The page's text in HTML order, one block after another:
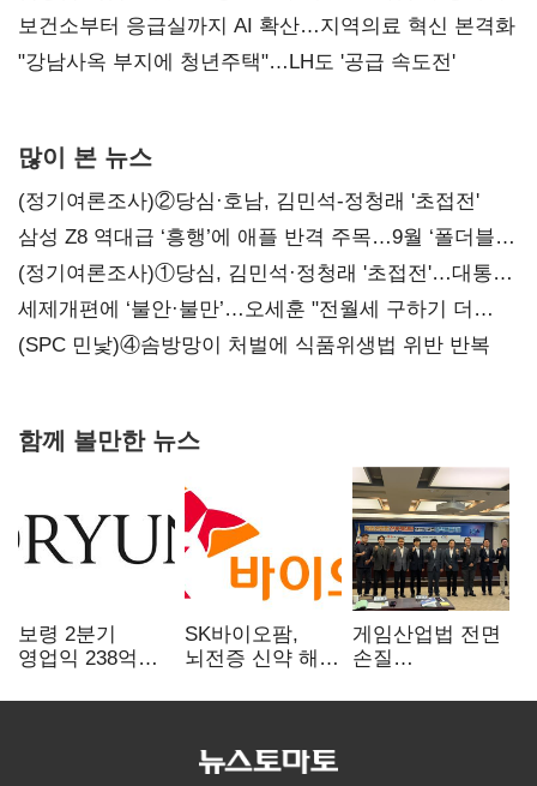
보건소부터 응급실까지 AI 확산…지역의료 혁신 본격화
"강남사옥 부지에 청년주택"…LH도 '공급 속도전'
많이 본 뉴스
(정기여론조사)②당심·호남, 김민석-정청래 '초접전'
삼성 Z8 역대급 ‘흥행’에 애플 반격 주목…9월 ‘폴더블
대전’
(정기여론조사)①당심, 김민석·정청래 '초접전'…대통령
지지도 '50% 아래로'(종합)
세제개편에 ‘불안·불만’…오세훈 "전월세 구하기 더
힘들어질 것"
(SPC 민낯)④솜방망이 처벌에 식품위생법 위반 반복
함께 볼만한 뉴스
보령 2분기
영업익 238억…
SK바이오팜,
뇌전증 신약 해외
차세대 신약 개발
게임산업법 전면
손질
규제 걷고